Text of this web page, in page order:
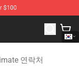
$100
Animate
연락처